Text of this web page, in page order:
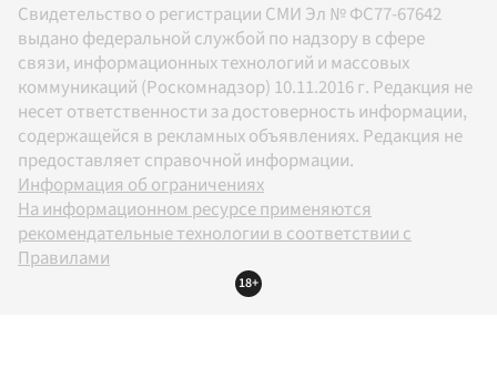
Свидетельство о регистрации СМИ Эл № ФС77-67642
выдано федеральной службой по надзору в сфере
связи, информационных технологий и массовых
коммуникаций (Роскомнадзор) 10.11.2016 г. Редакция не
несет ответственности за достоверность информации,
содержащейся в рекламных объявлениях. Редакция не
предоставляет справочной информации.
Информация об ограничениях
На информационном ресурсе применяются
рекомендательные технологии в соответствии с
Правилами
18+